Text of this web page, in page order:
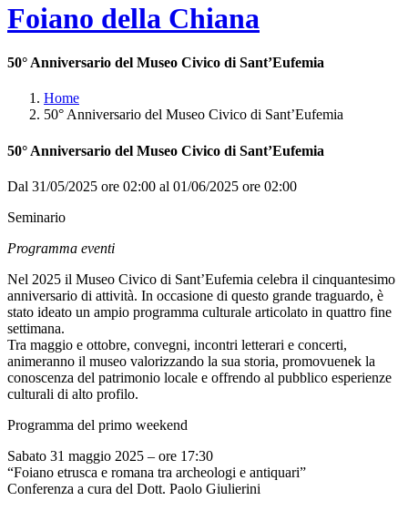
Foiano della Chiana
50° Anniversario del Museo Civico di Sant’Eufemia
Home
50° Anniversario del Museo Civico di Sant’Eufemia
50° Anniversario del Museo Civico di Sant’Eufemia
Dal 31/05/2025 ore 02:00 al 01/06/2025 ore 02:00
Seminario
Programma eventi
Nel 2025 il Museo Civico di Sant’Eufemia celebra il cinquantesimo
anniversario di attività. In occasione di questo grande traguardo, è
stato ideato un ampio programma culturale articolato in quattro fine
settimana.
Tra maggio e ottobre, convegni, incontri letterari e concerti,
animeranno il museo valorizzando la sua storia, promovuenek la
conoscenza del patrimonio locale e offrendo al pubblico esperienze
culturali di alto profilo.
Programma del primo weekend
Sabato 31 maggio 2025 – ore 17:30
“Foiano etrusca e romana tra archeologi e antiquari”
Conferenza a cura del Dott. Paolo Giulierini